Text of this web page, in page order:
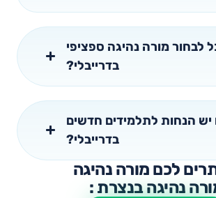
לבחור מורה נהיגה ספציפי
בדרייבלי?
הנחות לתלמידים חדשים
בדרייבלי?
לכם מורה נהיגה
נהיגה בנצרת :